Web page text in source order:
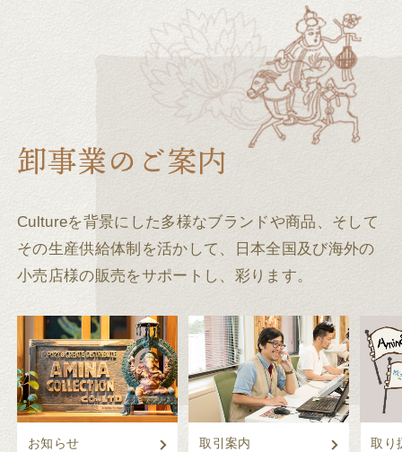
Cultureを背景にした多様なブランドや商品、そして
その生産供給体制を活かして、
日本全国及び海外の
小売店様の販売をサポートし、彩ります。
お知らせ 取引案内 取り